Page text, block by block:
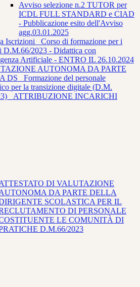
Avviso selezione n.2 TUTOR per
ICDL FULL STANDARD e CIAD
- Pubblicazione esito dell'Avviso
agg.03.01.2025
Iscrizioni_ Corso di formazione per i
D.M.66/2023 - Didattica con
Artificiale - ENTRO IL 26.10.2024
AUTONOMA DA PARTE
DS_ Formazione del personale
per la transizione digitale (D.M.
_ATTRIBUZIONE INCARICHI
DI VALUTAZIONE
DA PARTE DELLA
SCOLASTICA PER IL
DI PERSONALE
LE COMUNITÀ DI
D.M.66/2023